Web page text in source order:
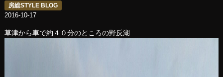
房総STYLE BLOG
2016-10-17
草津から車で約４０分のところの野反湖